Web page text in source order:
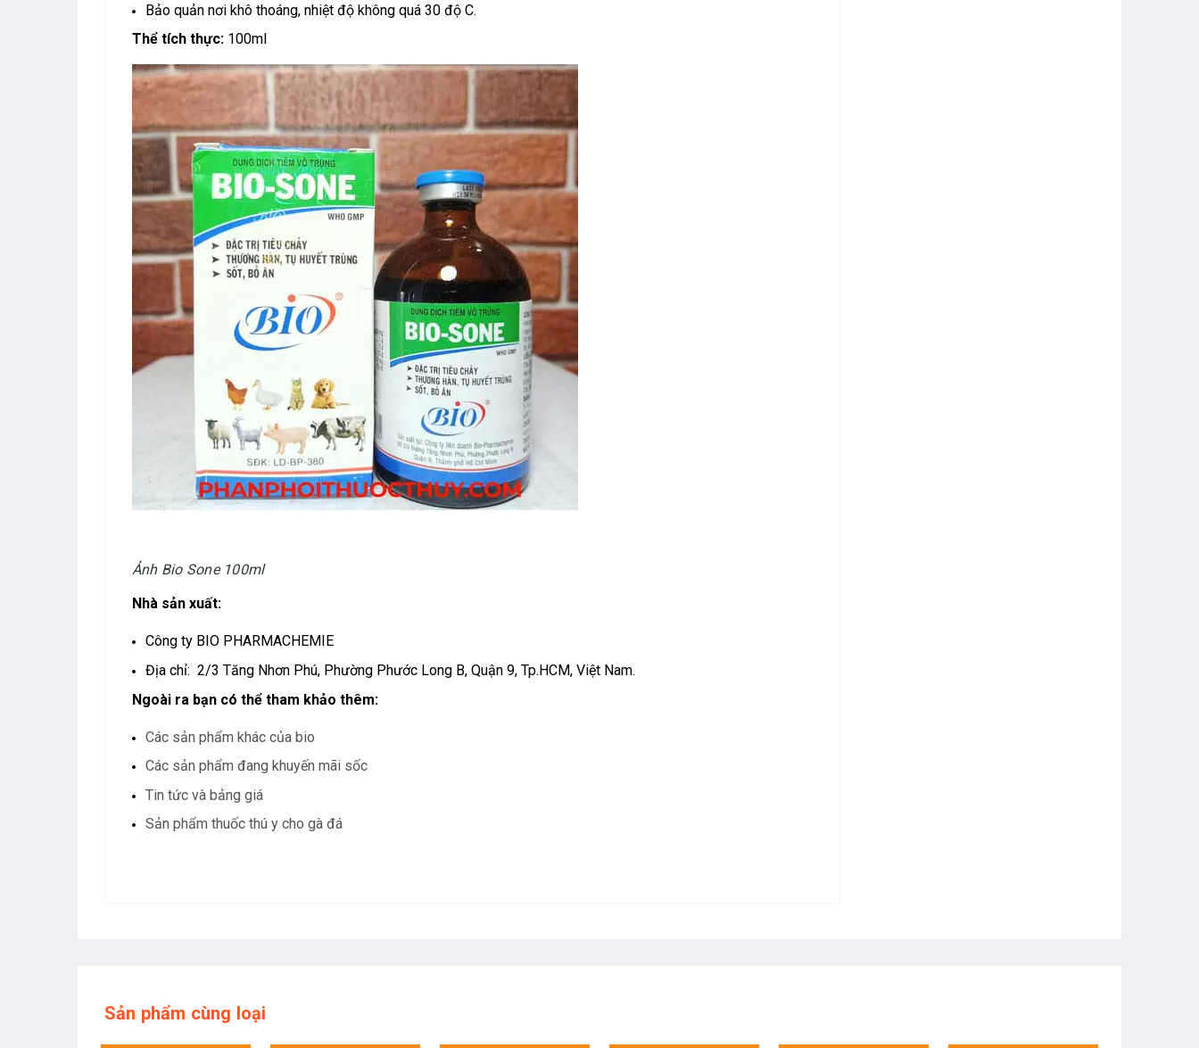
Bảo quản nơi khô thoáng, nhiệt độ không quá 30 độ C.
Thể tích thực: 100ml
Ảnh Bio Sone 100ml
Nhà sản xuất:
Công ty BIO PHARMACHEMIE
Địa chỉ: 2/3 Tăng Nhơn Phú, Phường Phước Long B, Quận 9, Tp.HCM, Việt Nam.
Ngoài ra bạn có thể tham khảo thêm:
Các sản phẩm khác của bio
Các sản phẩm đang khuyến mãi sốc
Tin tức và bảng giá
Sản phẩm thuốc thú y cho gà đá
Sản phẩm cùng loại